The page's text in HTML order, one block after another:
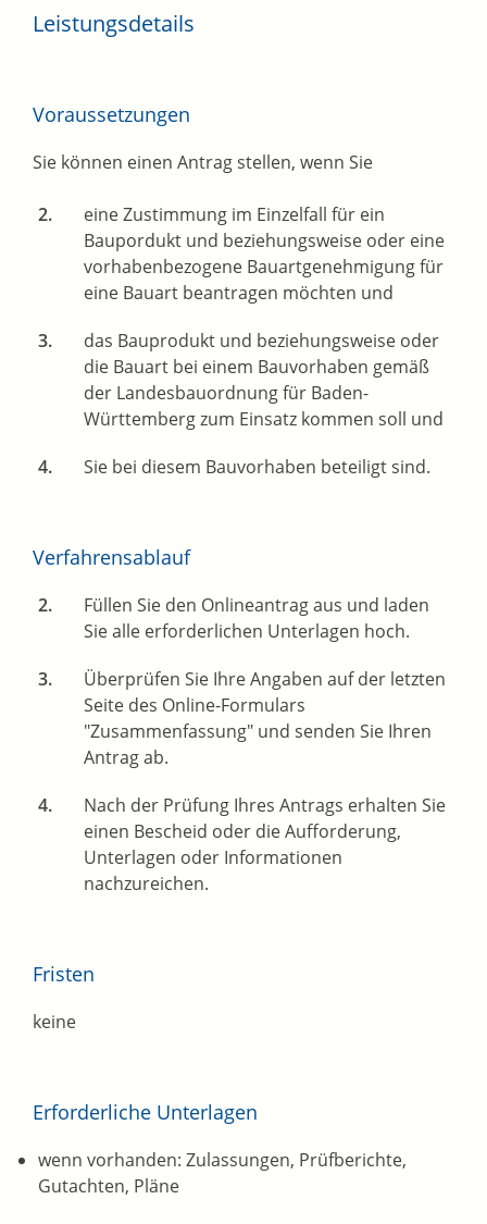
Leistungsdetails
Voraussetzungen
Sie können einen Antrag stellen, wenn Sie
eine Zustimmung im Einzelfall für ein
Baupordukt und beziehungsweise oder eine
vorhabenbezogene Bauartgenehmigung für
eine Bauart beantragen möchten und
das Bauprodukt und beziehungsweise oder
die Bauart bei einem Bauvorhaben gemäß
der Landesbauordnung für Baden-
Württemberg zum Einsatz kommen soll und
Sie bei diesem Bauvorhaben beteiligt sind.
Verfahrensablauf
Füllen Sie den Onlineantrag aus und laden
Sie alle erforderlichen Unterlagen hoch.
Überprüfen Sie Ihre Angaben auf der letzten
Seite des Online-Formulars
"Zusammenfassung" und senden Sie Ihren
Antrag ab.
Nach der Prüfung Ihres Antrags erhalten Sie
einen Bescheid oder die Aufforderung,
Unterlagen oder Informationen
nachzureichen.
Fristen
keine
Erforderliche Unterlagen
wenn vorhanden: Zulassungen, Prüfberichte,
Gutachten, Pläne